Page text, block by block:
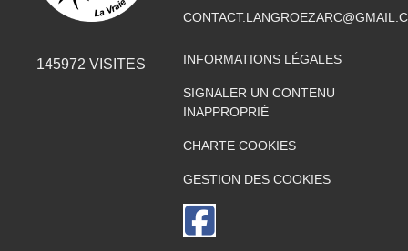
145972 VISITES INFORMATIONS LÉGALES
SIGNALER UN CONTENU
INAPPROPRIÉ
CHARTE COOKIES
GESTION DES COOKIES